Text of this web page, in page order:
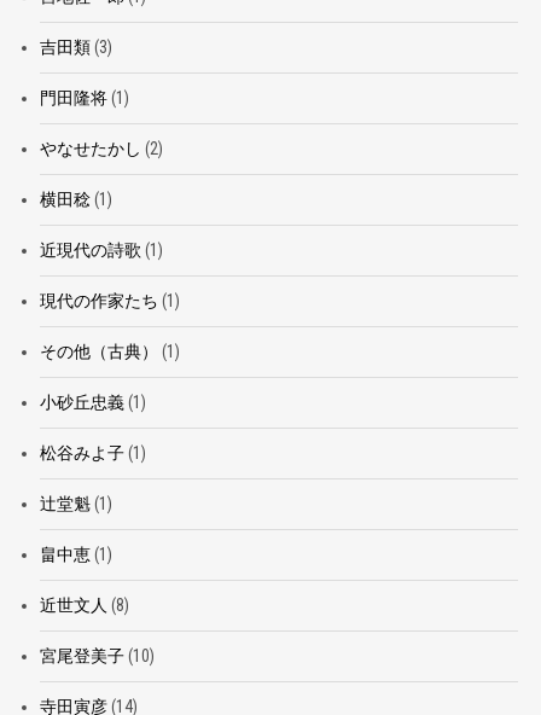
吉田類(3)
門田隆将(1)
やなせたかし (2)
横田稔(1)
近現代の詩歌 (1)
現代の作家たち (1)
その他（古典） (1)
小砂丘忠義(1)
松谷みよ子(1)
辻堂魁(1)
畠中恵(1)
近世文人 (8)
宮尾登美子(10)
寺田寅彦(14)